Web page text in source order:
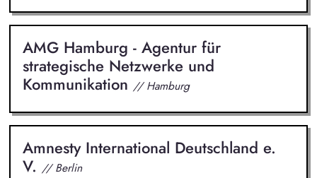
AMG Hamburg - Agentur für
strategische Netzwerke und
Kommunikation // Hamburg
Amnesty International Deutschland e.
V. // Berlin